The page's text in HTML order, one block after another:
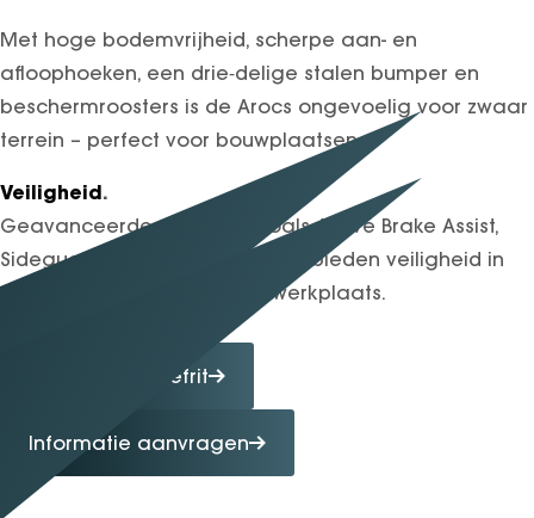
Met hoge bodemvrijheid, scherpe aan- en
afloophoeken, een drie‑delige stalen bumper en
beschermroosters is de Arocs ongevoelig voor zwaar
terrein – perfect voor bouwplaatsen.
Veiligheid.
Geavanceerde systemen zoals Active Brake Assist,
Sideguard Assist en MirrorCam bieden veiligheid in
voertuigen op én naast de werkplaats.
Maak een proefrit
Informatie aanvragen